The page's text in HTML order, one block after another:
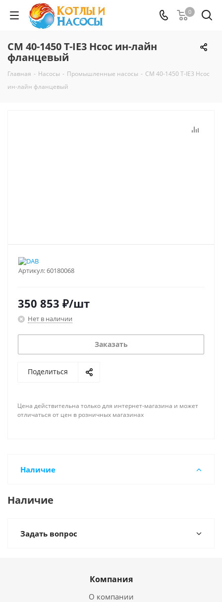
0
CM 40-1450 T-IE3 Нсос ин-лайн
фланцевый
Главная - Насосы - Промышленные насосы - CM 40-1450 T-IE3 Нсос
ин-лайн фланцевый
Артикул:60180068
350 853 ₽/шт
Нет в наличии
Заказать
Поделиться
Цена действительна только для интернет-магазина и может
отличаться от цен в розничных магазинах
Наличие
Наличие
Задать вопрос
Компания
О компании